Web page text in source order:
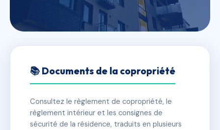
SDC VILLA ALEXANDRA
✓ Immatriculée 🏠 77 lots 🏗 1 bâtiment(s)
📚 Documents de la copropriété
Consultez le règlement de copropriété, le
règlement intérieur et les consignes de
sécurité de la résidence, traduits en plusieurs